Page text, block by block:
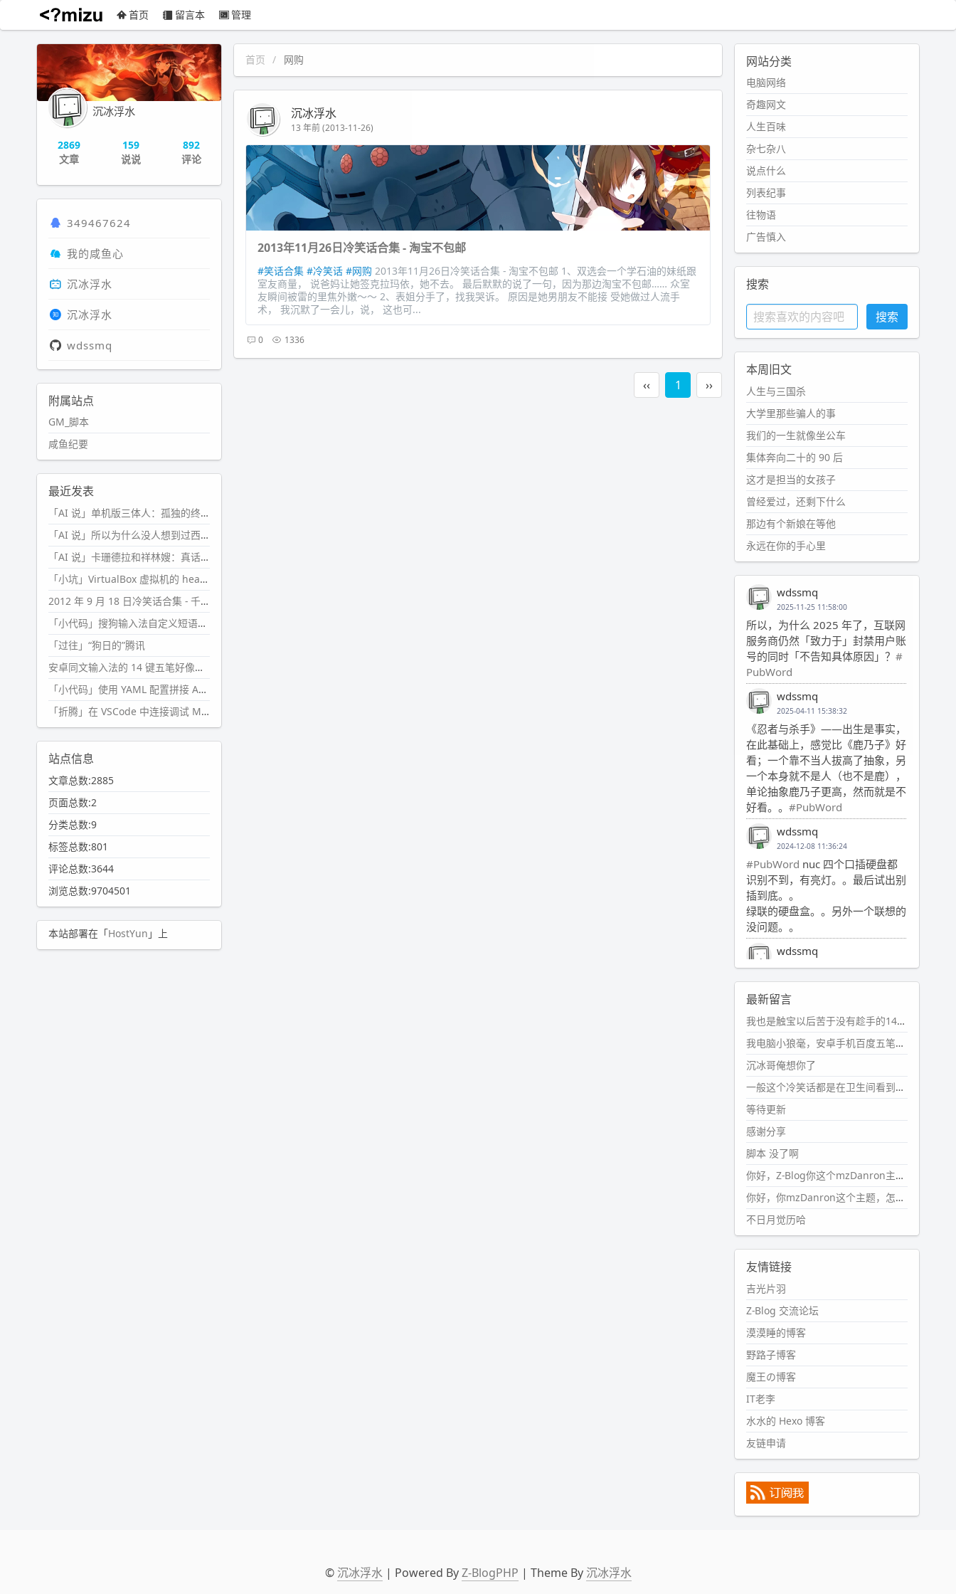
沉冰浮水 首页 留言本 管理
首页 网购
沉冰浮水
13 年前 (2013-11-26)
2013年11月26日冷笑话合集 - 淘宝不包邮
#笑话合集 #冷笑话 #网购 2013年11月26日冷笑话合集 - 淘宝不包邮 1、双选会一个学石油的妹纸跟
室友商量， 说爸妈让她签克拉玛依，她不去。 最后默默的说了一句，因为那边淘宝不包邮…… 众室
友瞬间被雷的里焦外嫩～～ 2、表姐分手了，找我哭诉。 原因是她男朋友不能接 受她做过人流手
术， 我沉默了一会儿，说， 这也可...
0 1336
‹‹ 1 ››
沉冰浮水
2869
文章
159
说说
892
评论
349467624
我的咸鱼心
沉冰浮水
沉冰浮水
wdssmq
附属站点
GM_脚本
咸鱼纪要
最近发表
「AI 说」单机版三体人：孤独的终极形态
「AI 说」所以为什么没人想到过西西弗斯的膝盖状态？
「AI 说」卡珊德拉和祥林嫂：真话者的悲剧
「小坑」VirtualBox 虚拟机的 headless 启动方式
2012 年 9 月 18 日冷笑话合集 - 千万别惹女人
「小代码」搜狗输入法自定义短语分片管理「Python」
「过往」“狗日的”腾讯
安卓同文输入法的 14 键五笔好像终于能用了?
「小代码」使用 YAML 配置拼接 AI 提示词，随机及条件语句
「折腾」在 VSCode 中连接调试 Microsoft Edge
站点信息
文章总数:2885
页面总数:2
分类总数:9
标签总数:801
评论总数:3644
浏览总数:9704501
本站部署在「HostYun 」上
网站分类
电脑网络
奇趣网文
人生百味
杂七杂八
说点什么
列表纪事
往物语
广告慎入
搜索
本周旧文
人生与三国杀
大学里那些骗人的事
我们的一生就像坐公车
集体奔向二十的 90 后
这才是担当的女孩子
曾经爱过，还剩下什么
那边有个新娘在等他
永远在你的手心里
wdssmq
2025-11-25 11:58:00
所以，为什么 2025 年了，互联网
服务商仍然「致力于」封禁用户账
号的同时「不告知具体原因」？ #
PubWord
wdssmq
2025-04-11 15:38:32
《忍者与杀手》——出生是事实，
在此基础上，感觉比《鹿乃子》好
看；一个靠不当人拔高了抽象，另
一个本身就不是人（也不是鹿），
单论抽象鹿乃子更高，然而就是不
好看。。 #PubWord
wdssmq
2024-12-08 11:36:24
#PubWord nuc 四个口插硬盘都
识别不到，有亮灯。。最后试出别
插到底。。
绿联的硬盘盒。。另外一个联想的
没问题。。
wdssmq
2024-11-19 17:31:51
#PubWord近期观影记录：超级
马里奥，死侍与金刚狼。。
wdssmq
2024-10-08 10:12:25
#PubWord搬家也告一段落，虽
然搬过来的东西还得归置，新衣柜
虽说已经散俩月味儿了，但还是不
想放衣服进去。
wdssmq
2024-09-23 21:00:49
#PubWord
一次？？碎雨集_沉冰浮水_第1页
https://www.wdssmq.com/ta
g/%E7%A2%8E%E9%9B%A8%E
9%9B%86/
wdssmq
2024-09-23 20:58:40
话，2024 年目前只发了 13 条
嘟？？？？
wdssmq
2024-09-15 10:32:07
#PubWordVSCode 内 git 操作卡
住的时候没办法主动取消一直是个
痛点，一般都是推送或拉取，今天
连提交都卡了。。
wdssmq
#PubWord又一个夏天过去了，
所以今年也没买防水鞋套；然后天
凉了，为了应对踢被子买了睡袋，
不知道 1.2 米会不会略窄。。
最新留言
我也是触宝以后苦于没有趁手的14键五笔键盘久矣上面那位兄台用的百度双键点划布局我也用过很久，那个皮肤做得很粗糙，个别键位的触发区域是错位的，快速打字时很容易出错，修改它的皮肤文件校正后勉强能用，但早年出的皮肤分辨率太低，实在谈不上美观。百度小米定制版的商店里有一个"小黑板"皮肤还不错(百度官方输入法商店里没有)，但那个风格我不喜欢这两天找到了一个叫"森林集"的公众号，开发了海量的皮肤，很多都有14键版本，付费但很便宜，几块钱，终于有自己满意的输入法了搜了一下，这个工作室还是百度的官方合作伙伴，不知道为什么14键作品都不在官方商店上架，难道是百度官方在刻意放弃14键？
我电脑小狼毫，安卓手机百度五笔，皮肤用的双键点划，挺好的。
沉冰哥俺想你了
一般这个冷笑话都是在卫生间看到的多
等待更新
感谢分享
脚本 没了啊
你好，Z-Blog你这个mzDanron主题，怎么去除文章标题图像和文章摘要，仅显示标题，感谢回复！
你好，你mzDanron这个主题，怎么去除文章标题的图像和文章摘要！仅显示标题，感谢回复解决！
不日月觉历哈
友情链接
吉光片羽
Z-Blog 交流论坛
漠漠睡的博客
野路子博客
魔王の博客
IT老李
水水的 Hexo 博客
友链申请
© 沉冰浮水| Powered ByZ-BlogPHP | Theme By 沉冰浮水